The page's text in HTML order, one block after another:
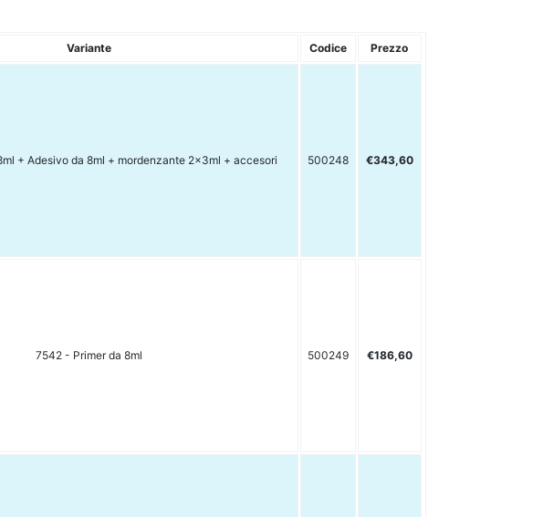
Variante Codice Prezzo
+ Adesivo da 8ml + mordenzante 2x3ml + accesori 500248 €343,60
7542 - Primer da 8ml 500249 €186,60